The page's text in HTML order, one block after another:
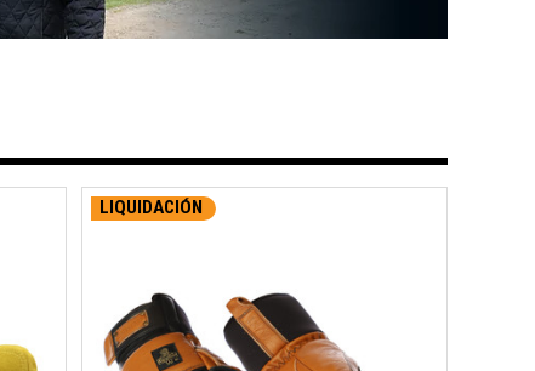
LIQUIDACIÓN